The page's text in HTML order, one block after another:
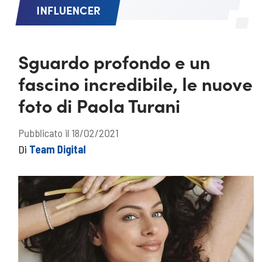
INFLUENCER
Sguardo profondo e un
fascino incredibile, le nuove
foto di Paola Turani
Pubblicato il 18/02/2021
Di Team Digital